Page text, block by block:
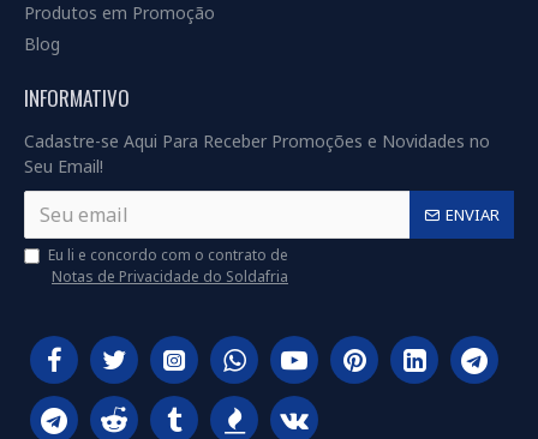
Produtos em Promoção
Blog
INFORMATIVO
Cadastre-se Aqui Para Receber Promoções e Novidades no
Seu Email!
ENVIAR
Eu li e concordo com o contrato de
Notas de Privacidade do Soldafria